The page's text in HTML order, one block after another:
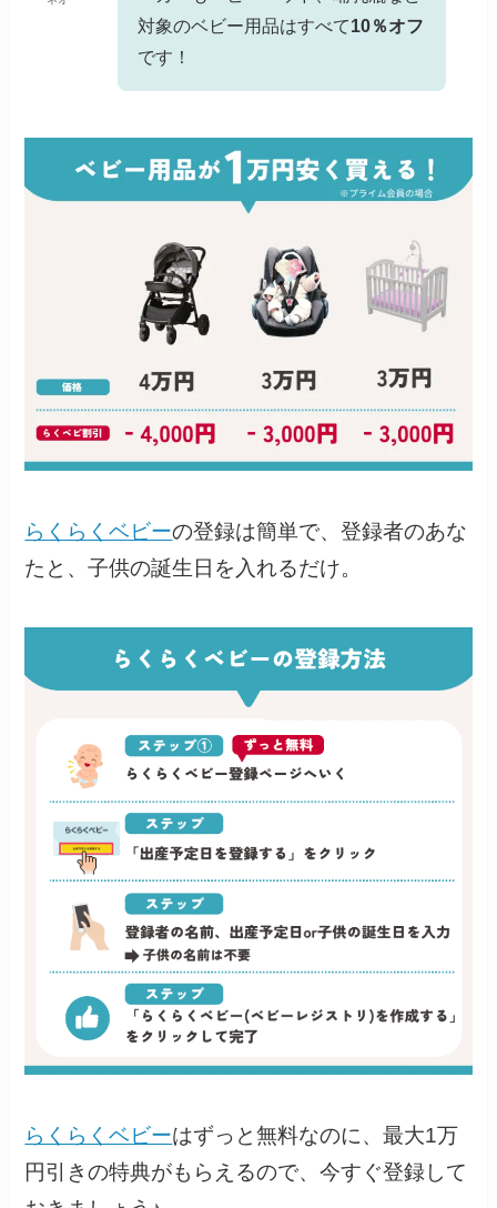
対象のベビー用品はすべて10％オフ
です！
らくらくベビーの登録は簡単で、登録者のあな
たと、子供の誕生日を入れるだけ。
らくらくベビーはずっと無料なのに、最大1万
円引きの特典がもらえるので、今すぐ登録して